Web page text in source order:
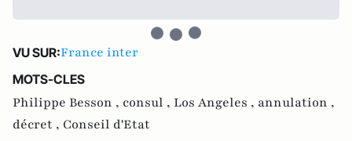
VU SUR:France inter
MOTS-CLES
Philippe Besson , consul , Los Angeles , annulation ,
décret , Conseil d'Etat